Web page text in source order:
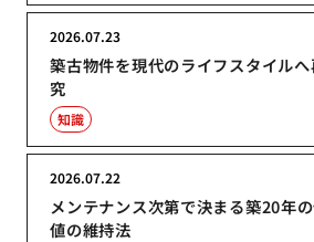
築古物件を現代のライフスタイル
究
2026.07.23
知識
メンテナンス次第で決まる築20年
値の維持法
2026.07.22